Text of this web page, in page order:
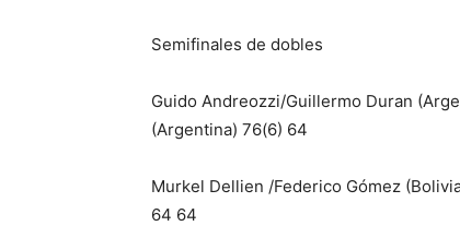
Semifinales de dobles
Guido Andreozzi/Guillermo Duran
(Argentina) 76(6) 64
Murkel Dellien /Federico Gómez
64 64